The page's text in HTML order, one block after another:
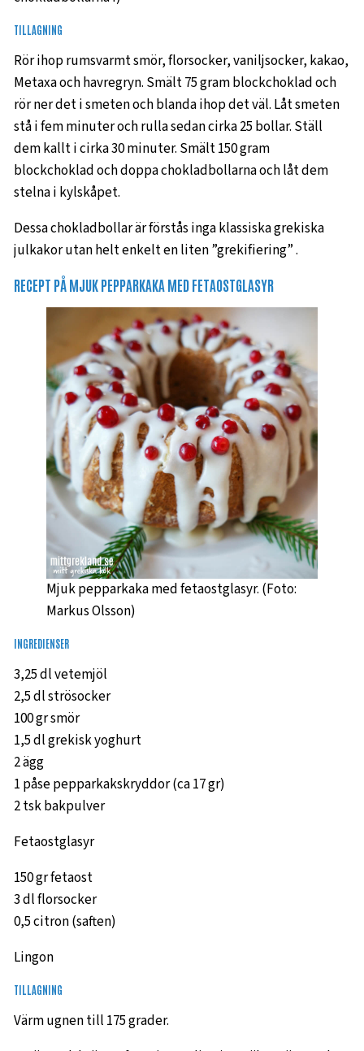
TILLAGNING
Rör ihop rumsvarmt smör, florsocker, vaniljsocker, kakao,
Metaxa och havregryn. Smält 75 gram blockchoklad och
rör ner det i smeten och blanda ihop det väl. Låt smeten
stå i fem minuter och rulla sedan cirka 25 bollar. Ställ
dem kallt i cirka 30 minuter. Smält 150 gram
blockchoklad och doppa chokladbollarna och låt dem
stelna i kylskåpet.
Dessa chokladbollar är förstås inga klassiska grekiska
julkakor utan helt enkelt en liten ”grekifiering” .
RECEPT PÅ MJUK PEPPARKAKA MED FETAOSTGLASYR
Mjuk pepparkaka med fetaostglasyr. (Foto:
Markus Olsson)
INGREDIENSER
3,25 dl vetemjöl
2,5 dl strösocker
100 gr smör
1,5 dl grekisk yoghurt
2 ägg
1 påse pepparkakskryddor (ca 17 gr)
2 tsk bakpulver
Fetaostglasyr
150 gr fetaost
3 dl florsocker
0,5 citron (saften)
Lingon
TILLAGNING
Värm ugnen till 175 grader.